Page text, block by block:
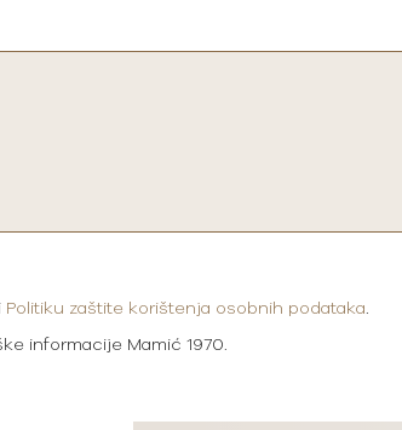
i Politiku zaštite korištenja osobnih podataka.
informacije Mamić 1970.